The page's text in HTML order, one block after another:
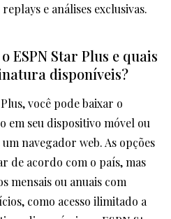
e análises exclusivas.
ESPN Star Plus e quais
disponíveis?
você pode baixar o
em seu dispositivo móvel ou
navegador web. As opções
de acordo com o país, mas
mensais ou anuais com
como acesso ilimitado a